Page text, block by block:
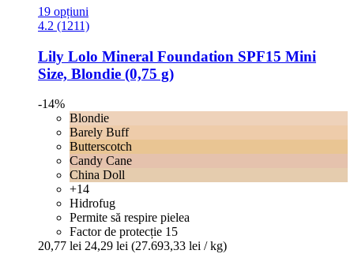
19 opțiuni
4.2 (1211)
Lily Lolo Mineral Foundation SPF15 Mini
Size, Blondie (0,75 g)
-14%
Blondie
Barely Buff
Butterscotch
Candy Cane
China Doll
+14
Hidrofug
Permite să respire pielea
Factor de protecție 15
20,77 lei 24,29 lei (27.693,33 lei / kg)